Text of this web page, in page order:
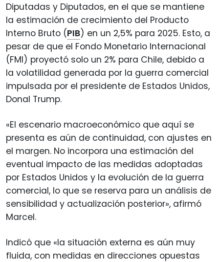
Diputadas y Diputados, en el que se mantiene
la estimación de crecimiento del Producto
Interno Bruto (PIB) en un 2,5% para 2025. Esto, a
pesar de que el Fondo Monetario Internacional
(FMI) proyectó solo un 2% para Chile, debido a
la volatilidad generada por la guerra comercial
impulsada por el presidente de Estados Unidos,
Donal Trump.
«El escenario macroeconómico que aquí se
presenta es aún de continuidad, con ajustes en
el margen. No incorpora una estimación del
eventual impacto de las medidas adoptadas
por Estados Unidos y la evolución de la guerra
comercial, lo que se reserva para un análisis de
sensibilidad y actualización posterior», afirmó
Marcel.
Indicó que «la situación externa es aún muy
fluida, con medidas en direcciones opuestas